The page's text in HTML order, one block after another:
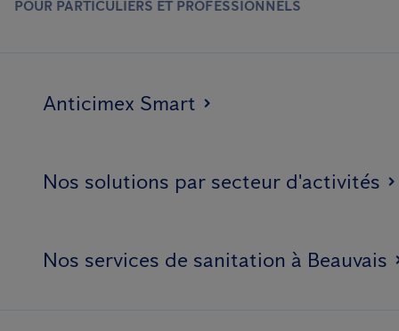
POUR PARTICULIERS ET PROFESSIONNELS
Anticimex Smart
Nos solutions par secteur d'activités
Nos services de sanitation à Beauvais